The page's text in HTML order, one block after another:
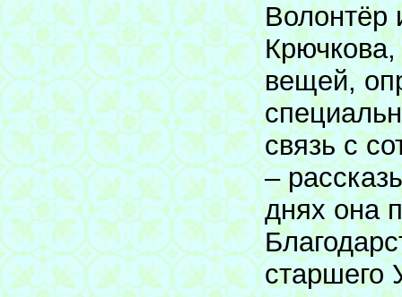
Волонтёр
Крючкова,
вещей,
связь с
–
днях она
старшего